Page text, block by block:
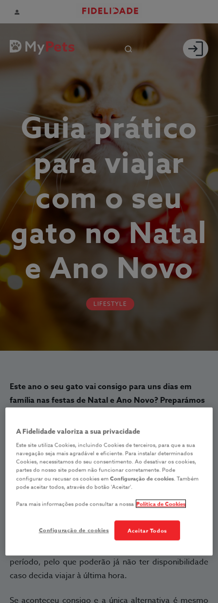
Guia prático
para viajar
com o seu
gato no Natal
e Ano Novo
LIFESTYLE
Este ano o seu gato vai consigo para uns dias em
família nas festas de Natal e Ano Novo? Preparámos
aventura.
Os gatos são animais muito caseiros e não adoram
propriamente viagens. Por isso, para eles será sempre
melhor ficarem em casa, num ambiente que
conhecem bem. No entanto, no período das festas
pode ser complicado conseguir alguém que olhe pelo
seu gato enquanto está fora. É provável que os seus
amigos também decidam visitar a família e os
período, pelo que poderão já não ter disponibilidade
caso decida viajar à última hora.
Se aconteceu consigo e a única alternativa é mesmo
A Fidelidade valoriza a sua privacidade
Este site utiliza Cookies, incluindo Cookies de terceiros, para que a sua
navegação seja mais agradável e eficiente. Para instalar determinados
Cookies, necessitamos do seu consentimento. Ao desativar os cookies,
partes do nosso site podem não funcionar corretamente. Pode
configurar ou recusar os cookies emConfiguração de cookies. Também
pode aceitar todos, através do botão 'Aceitar'.
Para mais informações pode consultar a nossa Política de Cookies
Aceitar Todos
Configuração de cookies